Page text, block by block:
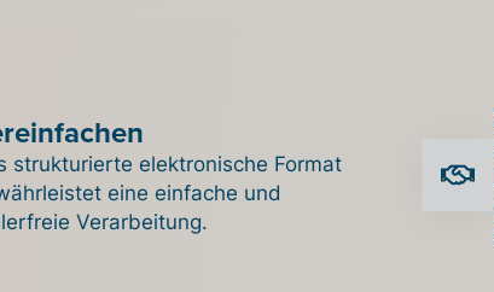
strukturierte elektronische Format
eine einfache und
Verarbeitung.